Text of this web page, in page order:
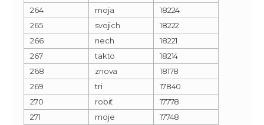
264
moja
18224
265
svojich
18222
266
nech
18221
267
takto
18214
268
znova
18178
269
tri
17840
270
robiť
17778
271
moje
17748